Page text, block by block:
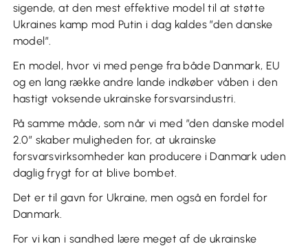
sigende, at den mest effektive model til at støtte
Ukraines kamp mod Putin i dag kaldes ”den danske
model”.
En model, hvor vi med penge fra både Danmark, EU
og en lang række andre lande indkøber våben i den
hastigt voksende ukrainske forsvarsindustri.
På samme måde, som når vi med ”den danske model
2.0” skaber muligheden for, at ukrainske
forsvarsvirksomheder kan producere i Danmark uden
daglig frygt for at blive bombet.
Det er til gavn for Ukraine, men også en fordel for
Danmark.
For vi kan i sandhed lære meget af de ukrainske